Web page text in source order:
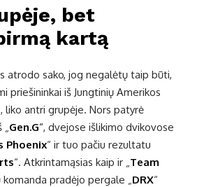
bet
kartą
atrodo sako, jog negalėtų taip būti,
priešininkai iš Jungtinių Amerikos
liko antri grupėje. Nors patyrė
Gen.G“, dvejose išlikimo dvikovose
Phoenix“ ir tuo pačiu rezultatu
“. Atkrintamąsias kaip ir „ Team
komanda pradėjo pergale „ DRX“